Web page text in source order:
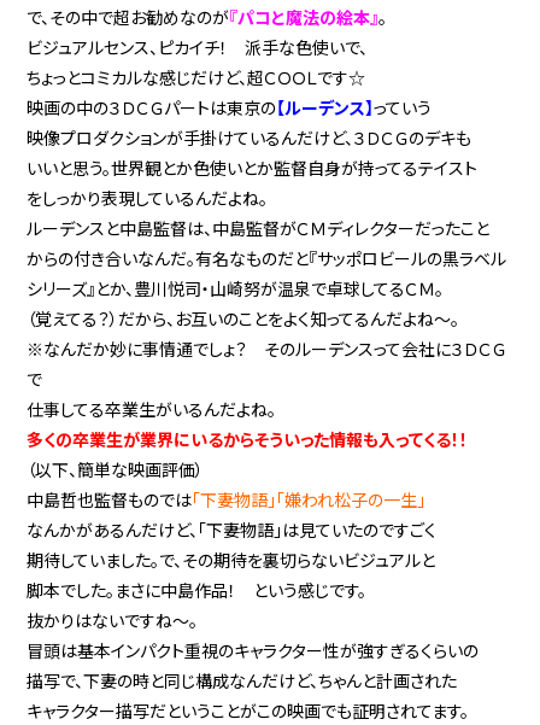
で、その中で超お勧めなのが『パコと魔法の絵本』。
ビジュアルセンス、ピカイチ！ 派手な色使いで、
ちょっとコミカルな感じだけど、超ＣＯＯＬです☆
映画の中の３ＤＣＧパートは東京の【ルーデンス】っていう
映像プロダクションが手掛けているんだけど、３ＤＣＧのデキも
いいと思う。世界観とか色使いとか監督自身が持ってるテイスト
をしっかり表現しているんだよね。
ルーデンスと中島監督は、中島監督がＣＭディレクターだったこと
からの付き合いなんだ。有名なものだと『サッポロビールの黒ラベル
シリーズ』とか、豊川悦司・山崎努が温泉で卓球してるＣＭ。
（覚えてる？）だから、お互いのことをよく知ってるんだよね〜。
※なんだか妙に事情通でしょ？ そのルーデンスって会社に３ＤＣＧ
で
仕事してる卒業生がいるんだよね。
多くの卒業生が業界にいるからそういった情報も入ってくる！！
（以下、簡単な映画評価）
中島哲也監督ものでは「下妻物語」「嫌われ松子の一生」
なんかがあるんだけど、「下妻物語」は見ていたのですごく
期待していました。で、その期待を裏切らないビジュアルと
脚本でした。まさに中島作品！ という感じです。
抜かりはないですね〜。
冒頭は基本インパクト重視のキャラクター性が強すぎるくらいの
描写で、下妻の時と同じ構成なんだけど、ちゃんと計画された
キャラクター描写だということがこの映画でも証明されてます。